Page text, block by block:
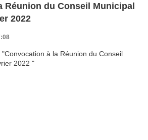
Réunion du Conseil Municipal
2022